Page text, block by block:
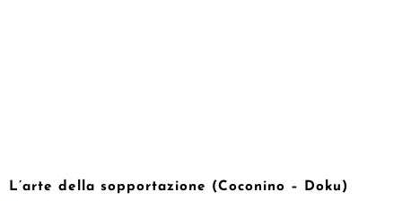
L’arte della sopportazione (Coconino – Doku)